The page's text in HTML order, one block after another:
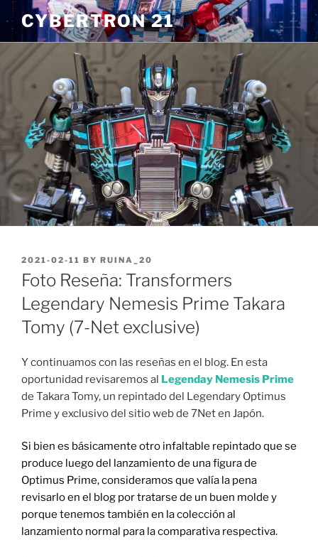
Skip
to
content
CYBERTRON 21
POSTED
ON
2021-02-11 BY RUINA_20
Foto Reseña: Transformers
Legendary Nemesis Prime Takara
Tomy (7-Net exclusive)
Y continuamos con las reseñas en el blog. En esta
oportunidad revisaremos al Legenday Nemesis Prime
de Takara Tomy, un repintado del Legendary Optimus
Prime y exclusivo del sitio web de 7Net en Japón.
Si bien es básicamente otro infaltable repintado que se
produce luego del lanzamiento de una figura de
Optimus Prime, consideramos que valía la pena
revisarlo en el blog por tratarse de un buen molde y
porque tenemos también en la colección al
lanzamiento normal para la comparativa respectiva.